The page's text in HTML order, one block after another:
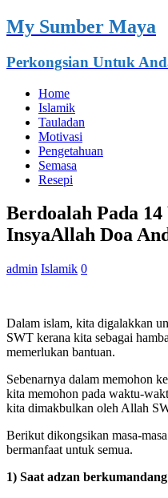
My Sumber Maya
Perkongsian Untuk
Home
Islamik
Tauladan
Motivasi
Pengetahuan
Semasa
Resepi
Berdoalah Pada
InsyaAllah Doa
admin Islamik 0
Dalam islam, kita digalakkan
SWT kerana kita sebagai
memerlukan bantuan.
Sebenarnya dalam memohon
kita memohon pada waktu-
kita dimakbulkan oleh Allah
Berikut dikongsikan masa-
bermanfaat untuk semua.
1) Saat adzan berkumandang